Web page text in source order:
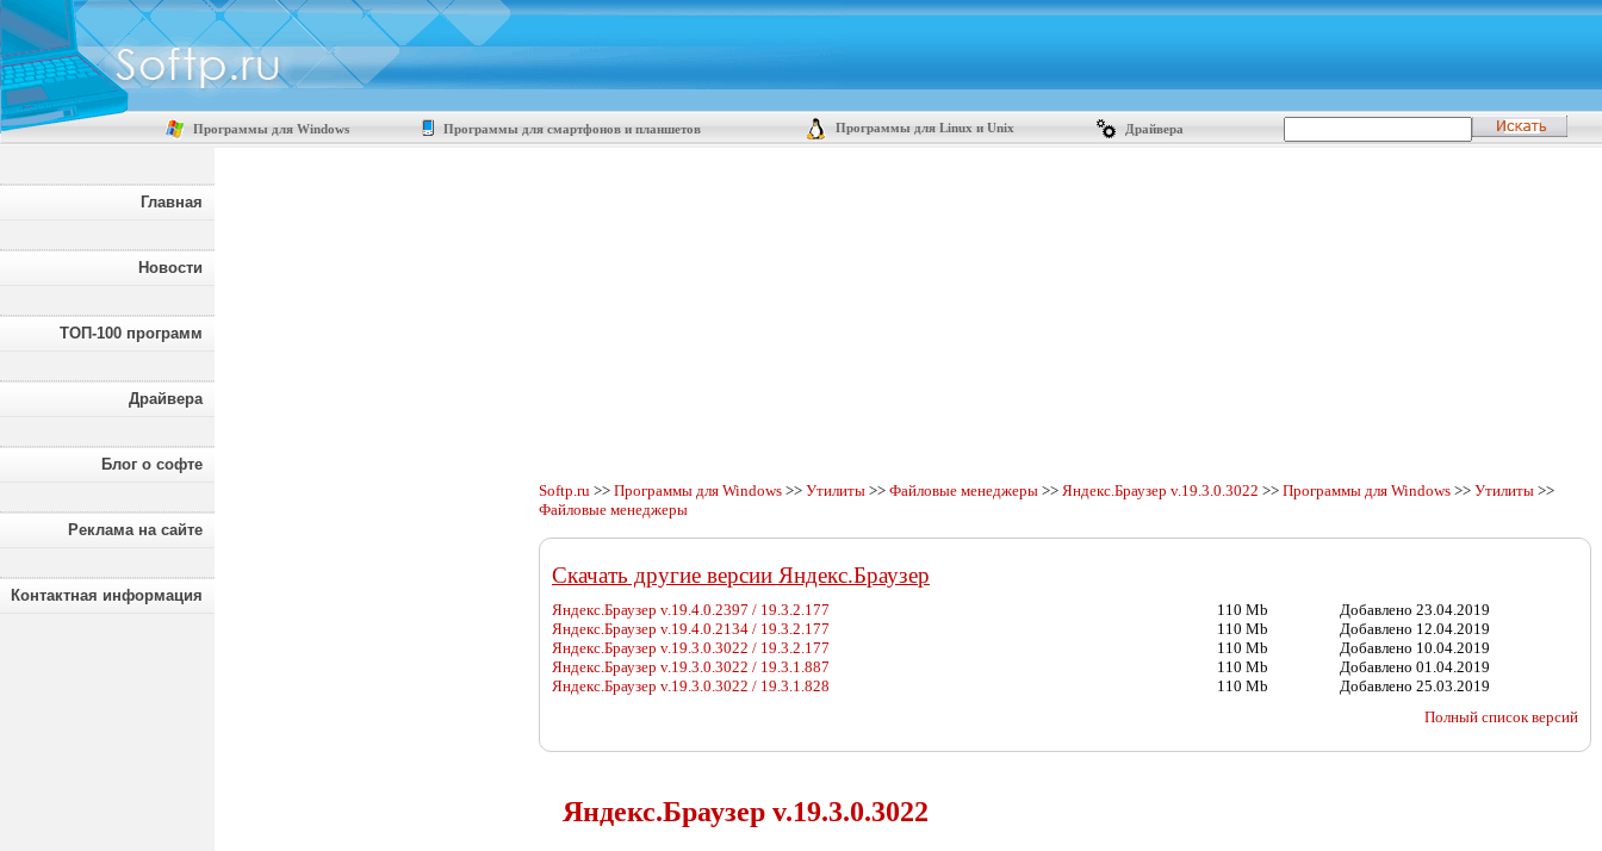
Программы для Windows Программы для смартфонов и планшетов Программы для Linux и Unix Драйвера
Главная
Новости
ТОП-100 программ
Драйвера
Блог о софте
Реклама на сайте
Контактная информация
Softp.ru >> Программы для Windows >> Утилиты >> Файловые менеджеры >> Яндекс.Браузер v.19.3.0.3022 >> Программы для Windows >> Утилиты >>
Файловые менеджеры
Cкачать другие версии Яндекс.Браузер
Яндекс.Браузер v.19.4.0.2397 / 19.3.2.177 110 Mb Добавлено 23.04.2019
Яндекс.Браузер v.19.4.0.2134 / 19.3.2.177
110 Mb Добавлено 12.04.2019
Яндекс.Браузер v.19.3.0.3022 / 19.3.2.177
110 Mb Добавлено 10.04.2019
Яндекс.Браузер v.19.3.0.3022 / 19.3.1.887
110 Mb Добавлено 01.04.2019
Яндекс.Браузер v.19.3.0.3022 / 19.3.1.828
110 Mb Добавлено 25.03.2019
Полный список версий
Яндекс.Браузер v.19.3.0.3022